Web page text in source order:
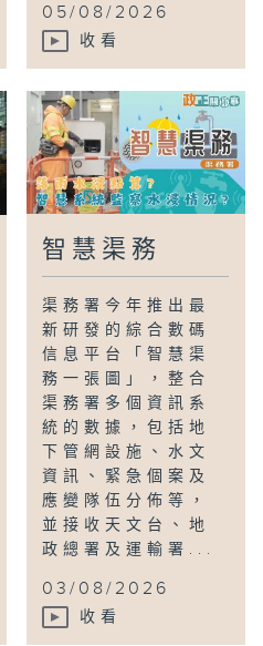
05/08/2026
收看
智慧渠務
渠務署今年推出最
新研發的綜合數碼
信息平台「智慧渠
務一張圖」，整合
渠務署多個資訊系
統的數據，包括地
下管網設施、水文
資訊、緊急個案及
應變隊伍分佈等，
並接收天文台、地
政總署及運輸署...
03/08/2026
收看